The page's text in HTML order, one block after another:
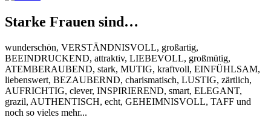
Starke Frauen sind…
wunderschön, VERSTÄNDNISVOLL, großartig,
BEEINDRUCKEND, attraktiv, LIEBEVOLL, großmütig,
ATEMBERAUBEND, stark, MUTIG, kraftvoll, EINFÜHLSAM,
liebenswert, BEZAUBERND, charismatisch, LUSTIG, zärtlich,
AUFRICHTIG, clever, INSPIRIEREND, smart, ELEGANT,
grazil, AUTHENTISCH, echt, GEHEIMNISVOLL, TAFF und
noch so vieles mehr...